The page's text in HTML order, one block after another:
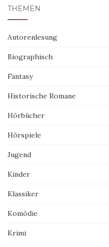
THEMEN
Autorenlesung
Biographisch
Fantasy
Historische Romane
Hörbücher
Hörspiele
Jugend
Kinder
Klassiker
Komödie
Krimi